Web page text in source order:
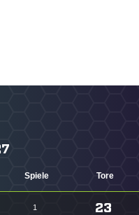
Spiele Tore
1 23